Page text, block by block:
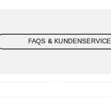
FAQS & KUNDENSERVICE